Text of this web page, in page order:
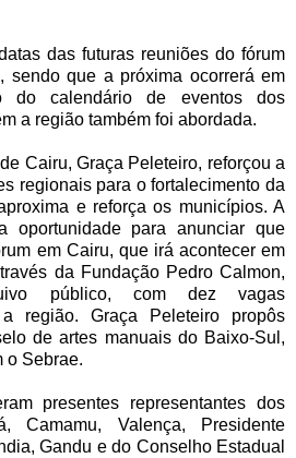
das futuras reuniões do fórum
sendo que a próxima ocorrerá em
do calendário de eventos dos
a região também foi abordada.
Cairu, Graça Peleteiro, reforçou a
regionais para o fortalecimento da
e reforça os municípios. A
oportunidade para anunciar que
em Cairu, que irá acontecer em
da Fundação Pedro Calmon,
público, com dez vagas
região. Graça Peleteiro propôs
de artes manuais do Baixo-Sul,
o Sebrae.
presentes representantes dos
Camamu, Valença, Presidente
Gandu e do Conselho Estadual